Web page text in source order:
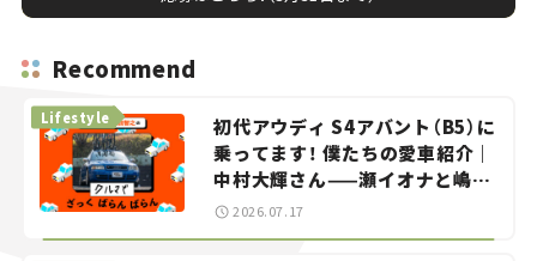
Recommend
初代アウディ S4アバント（B5）に
乗ってます！ 僕たちの愛車紹介｜
中村大輝さん——瀬イオナと嶋田
智之の「クルマでざっくばらんば
Lifestyle
2026.07.17